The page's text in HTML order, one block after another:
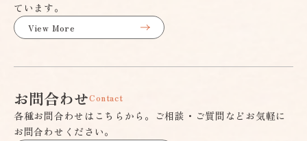
ています。
View More
お問合わせContact
各種お問合わせはこちらから。ご相談・ご質問などお気軽に
お問合わせください。